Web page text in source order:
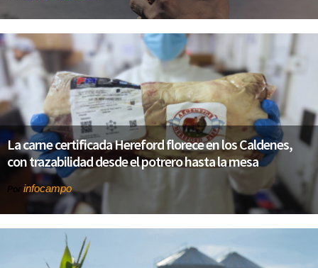
La carne certificada Hereford florece en los Caldenes,
con trazabilidad desde el potrero hasta la mesa
Por infocampo